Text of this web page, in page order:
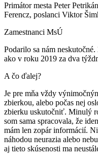
Primátor mesta Peter
Ferencz, poslanci Viktor
Zamestnanci MsÚ
Podarilo sa nám
ako v roku 2019 za dva
A čo ďalej?
Je pre mňa vždy
zbierkou, alebo počas nej
zbierku uskutočniť. Minulý
som sama spracovala, že
mám len zopár informácií.
náhodou neurazia alebo
aj tieto skúsenosti ma